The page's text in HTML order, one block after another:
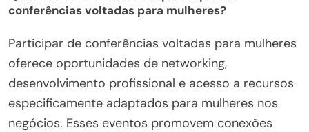
conferências voltadas para mulheres?
Participar de conferências voltadas para mulheres
oferece oportunidades de networking,
desenvolvimento profissional e acesso a recursos
especificamente adaptados para mulheres nos
negócios. Esses eventos promovem conexões